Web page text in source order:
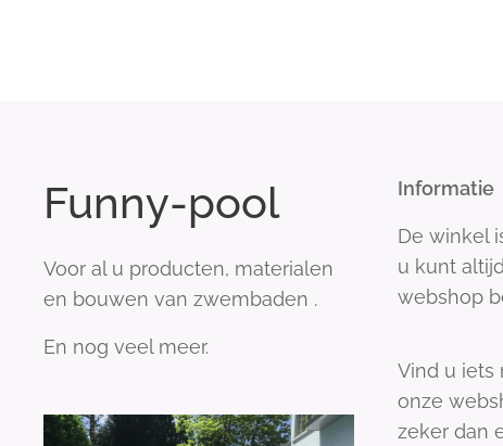
Funny-pool
Voor al u producten, materialen
en bouwen van zwembaden .
En nog veel meer.
Informatie
De winkel
u kunt
webshop
Vind u iets
onze
zeker dan